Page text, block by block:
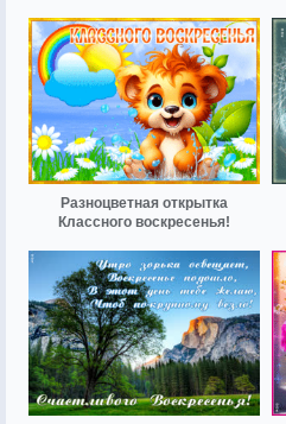
Разноцветная открытка
Классного воскресенья!